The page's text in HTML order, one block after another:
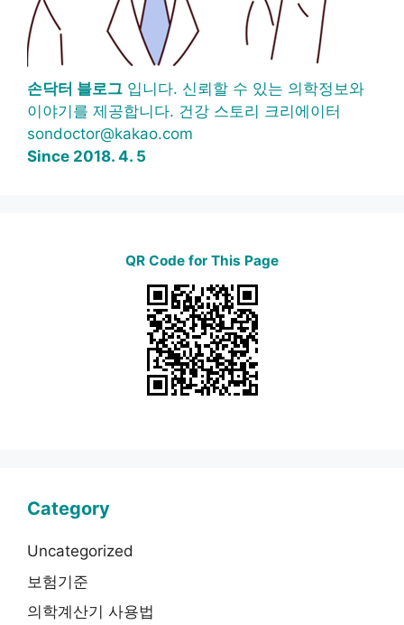
손닥터 블로그 입니다. 신뢰할 수 있는 의학정보와
이야기를 제공합니다. 건강 스토리 크리에이터
sondoctor@kakao.com
Since 2018. 4. 5
QR Code for This Page
Category
Uncategorized
보험기준
의학계산기 사용법